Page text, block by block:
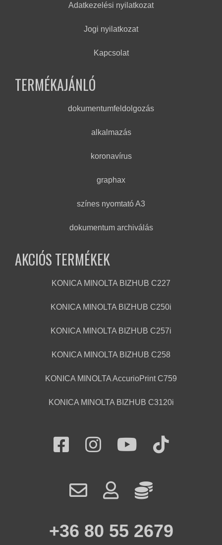
Adatkezelési nyilatkozat
Jogi nyilatkozat
Kapcsolat
TERMÉKAJÁNLÓ
dokumentumfeldolgozás
alkalmazás
koronavírus
graphax
színes nyomtató A3
dokumentum archiválás
AKCIÓS TERMÉKEK
KONICA MINOLTA BIZHUB C227
KONICA MINOLTA BIZHUB C250i
KONICA MINOLTA BIZHUB C257i
KONICA MINOLTA BIZHUB C258
KONICA MINOLTA AccurioPrint C759
KONICA MINOLTA BIZHUB C3120i
+36 80 55 2679